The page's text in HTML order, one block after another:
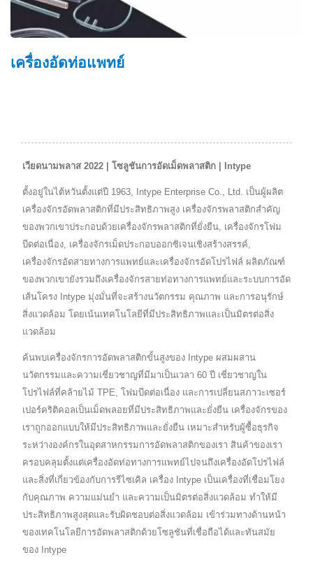
ดท่อแพทย์
เวียดนามพลาส 2022 | โซลูชันการอัดเม็ดพลาสติก | Intype
ตั้งอยู่ในไต้หวันตั้งแต่ปี 1963, Intype Enterprise Co., Ltd. เป็นผู้ผลิต
เครื่องจักรอัดพลาสติกที่มีประสิทธิภาพสูง เครื่องจักรพลาสติกสำคัญ
ของพวกเขาประกอบด้วยเครื่องจักรพลาสติกที่ยั่งยืน, เครื่องจักรโฟม
บีดต่อเนื่อง, เครื่องจักรเม็ดประกอบออกซิเจนเชิงสร้างสรรค์,
เครื่องจักรอัดสายทางการแพทย์และเครื่องจักรอัดโปรไฟล์ ผลิตภัณฑ์
ของพวกเขายังรวมถึงเครื่องจักรสายท่อทางการแพทย์และระบบการอัด
เส้นโครง Intype มุ่งมั่นที่จะสร้างนวัตกรรม คุณภาพ และการอนุรักษ์
สิ่งแวดล้อม โดยเน้นเทคโนโลยีที่มีประสิทธิภาพและเป็นมิตรต่อสิ่ง
แวดล้อม
ค้นพบเครื่องจักรการอัดพลาสติกขั้นสูงของ Intype ผสมผสาน
นวัตกรรมและความเชี่ยวชาญที่มีมาเป็นเวลา 60 ปี เชี่ยวชาญใน
โปรไฟล์ที่คล้ายไม้ TPE, โฟมบีดต่อเนื่อง และการเปลี่ยนสภาวะเซอร์
เปอร์คริติคอลเป็นเม็ดพลอยที่มีประสิทธิภาพและยั่งยืน เครื่องจักรของ
เราถูกออกแบบให้มีประสิทธิภาพและยั่งยืน เหมาะสำหรับผู้ซื้อธุรกิจ
ระหว่างองค์กรในอุตสาหกรรมการอัดพลาสติกของเรา สินค้าของเรา
ครอบคลุมตั้งแต่เครื่องอัดท่อทางการแพทย์ไปจนถึงเครื่องอัดโปรไฟล์
และสิ่งที่เกี่ยวข้องกับการรีไซเคิล เครื่อง Intype เป็นเครื่องที่เชื่อมโยง
กับคุณภาพ ความแม่นยำ และความเป็นมิตรต่อสิ่งแวดล้อม ทำให้มี
ประสิทธิภาพสูงสุดและรับผิดชอบต่อสิ่งแวดล้อม เข้าร่วมทางด้านหน้า
ของเทคโนโลยีการอัดพลาสติกด้วยโซลูชันที่เชื่อถือได้และทันสมัย
ของ Intype